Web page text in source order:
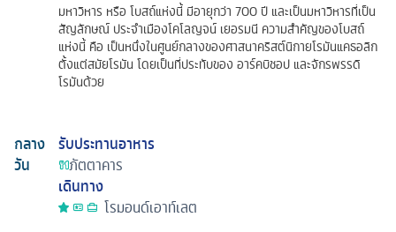
มหาวิหาร หรือ โบสถ์แห่งนี้ มีอายุกว่า 700 ปี และเป็นมหาวิหารที่เป็น
สัญลักษณ์ ประจำเมืองโคโลญจน์ เยอรมนี ความสำคัญของโบสถ์
แห่งนี้ คือ เป็นหนึ่งในศูนย์กลางของศาสนาคริสต์นิกายโรมันแคธอลิก
ตั้งแต่สมัยโรมัน โดยเป็นที่ประทับของ อาร์คบิชอป และจักรพรรดิ
โรมันด้วย
กลาง
วัน
รับประทานอาหาร
ภัตตาคาร
เดินทาง
โรมอนด์เอาท์เลต